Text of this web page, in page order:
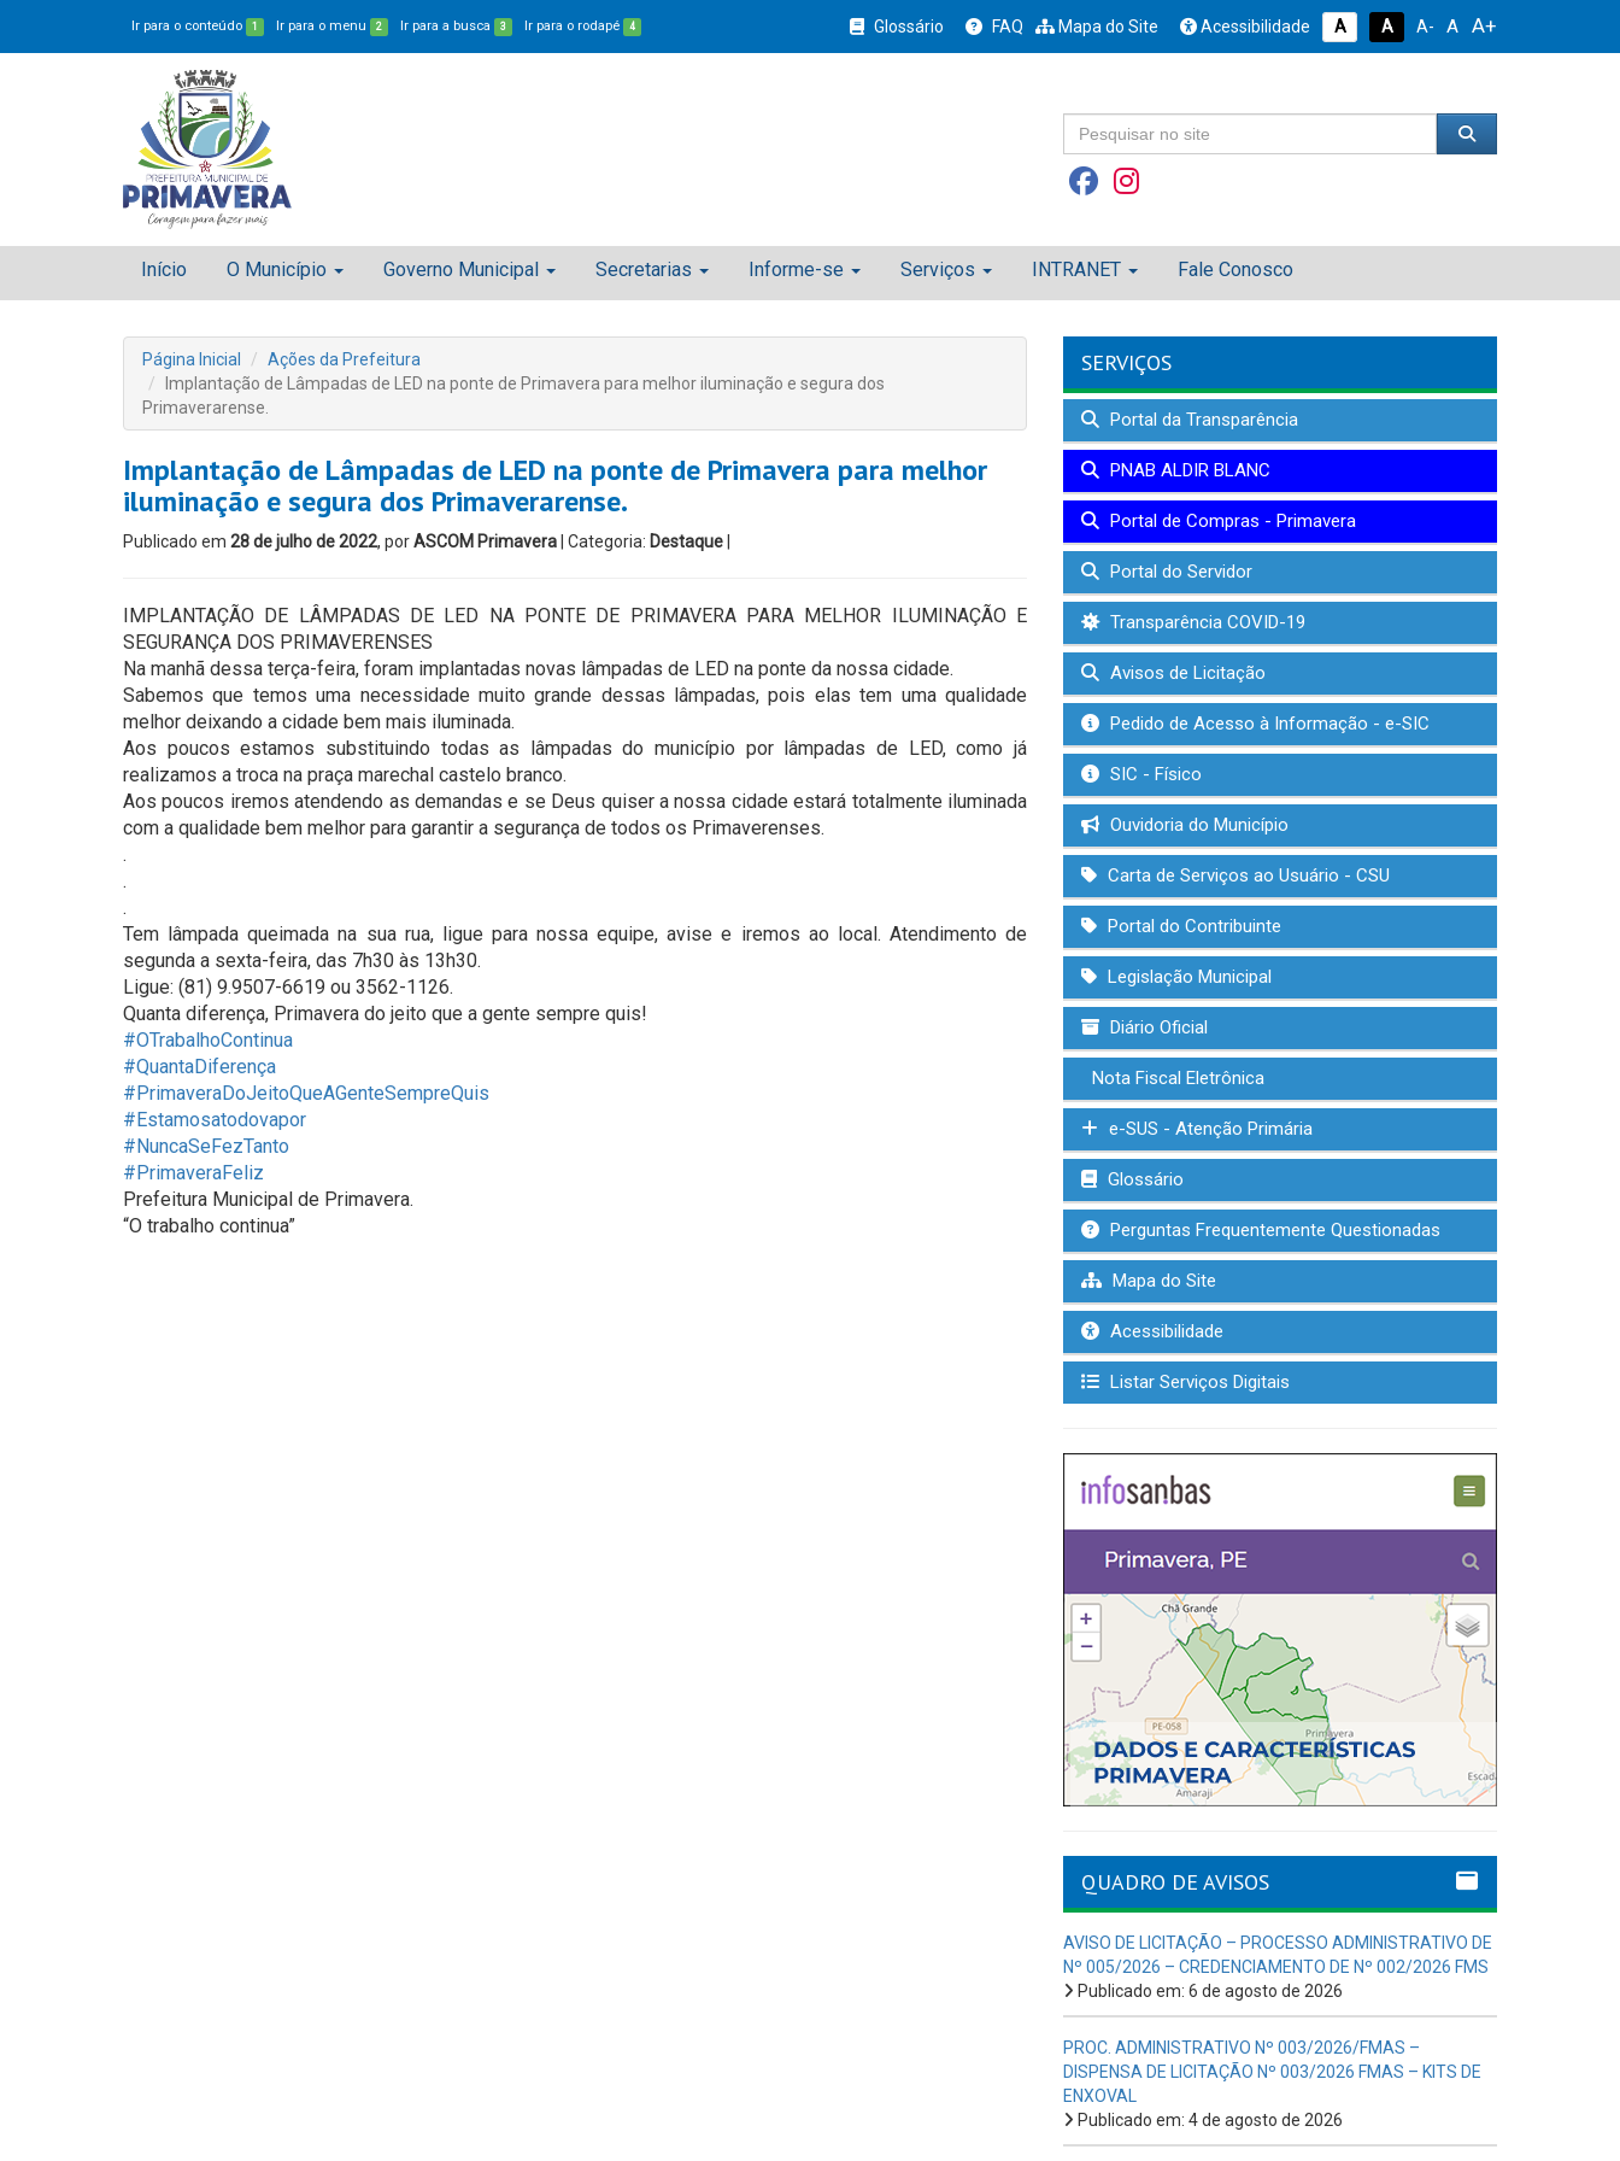
Ir para o conteúdo 1 Ir para o menu 2 Ir para a busca 3 Ir para o rodapé 4 Glossário FAQ Mapa do Site Acessibilidade A A A- A A+
Início O Município Governo Municipal Secretarias Informe-se Serviços INTRANET Fale Conosco
Página Inicial
Ações da Prefeitura
Implantação de Lâmpadas de LED na ponte de Primavera para melhor iluminação e segura dos
Primaverarense.
Implantação de Lâmpadas de LED na ponte de Primavera para melhor
iluminação e segura dos Primaverarense.
Publicado em 28 de julho de 2022, porASCOM Primavera | Categoria: Destaque
IMPLANTAÇÃO DE LÂMPADAS DE LED NA PONTE DE PRIMAVERA PARA MELHOR ILUMINAÇÃO E
SEGURANÇA DOS PRIMAVERENSES
Na manhã dessa terça-feira, foram implantadas novas lâmpadas de LED na ponte da nossa cidade.
Sabemos que temos uma necessidade muito grande dessas lâmpadas, pois elas tem uma qualidade
melhor deixando a cidade bem mais iluminada.
Aos poucos estamos substituindo todas as lâmpadas do município por lâmpadas de LED, como já
realizamos a troca na praça marechal castelo branco.
Aos poucos iremos atendendo as demandas e se Deus quiser a nossa cidade estará totalmente iluminada
com a qualidade bem melhor para garantir a segurança de todos os Primaverenses.
.
.
.
Tem lâmpada queimada na sua rua, ligue para nossa equipe, avise e iremos ao local. Atendimento de
segunda a sexta-feira, das 7h30 às 13h30.
Ligue: (81) 9.9507-6619 ou 3562-1126.
Quanta diferença, Primavera do jeito que a gente sempre quis!
#OTrabalhoContinua
#QuantaDiferença
#PrimaveraDoJeitoQueAGenteSempreQuis
#Estamosatodovapor
#NuncaSeFezTanto
#PrimaveraFeliz
Prefeitura Municipal de Primavera.
“O trabalho continua”
SERVIÇOS
Portal da Transparência
PNAB ALDIR BLANC
Portal de Compras - Primavera
Portal do Servidor
Transparência COVID-19
Avisos de Licitação
Pedido de Acesso à Informação - e-SIC
SIC - Físico
Ouvidoria do Município
Carta de Serviços ao Usuário - CSU
Portal do Contribuinte
Legislação Municipal
Diário Oficial
Nota Fiscal Eletrônica
e-SUS - Atenção Primária
Glossário
Perguntas Frequentemente Questionadas
Mapa do Site
Acessibilidade
Listar Serviços Digitais
QUADRO DE AVISOS
AVISO DE LICITAÇÃO – PROCESSO ADMINISTRATIVO DE
Nº 005/2026 – CREDENCIAMENTO DE Nº 002/2026 FMS
Publicado em: 6 de agosto de 2026
PROC. ADMINISTRATIVO Nº 003/2026/FMAS –
DISPENSA DE LICITAÇÃO Nº 003/2026 FMAS – KITS DE
ENXOVAL
Publicado em: 4 de agosto de 2026